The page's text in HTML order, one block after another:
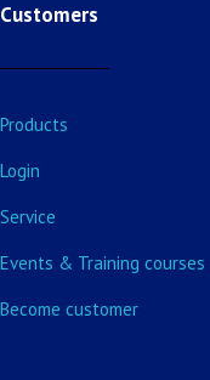
Customers
Products
Login
Service
Events & Training courses
Become customer